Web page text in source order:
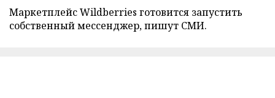
Маркетплейс Wildberries готовится запустить
собственный мессенджер, пишут СМИ.